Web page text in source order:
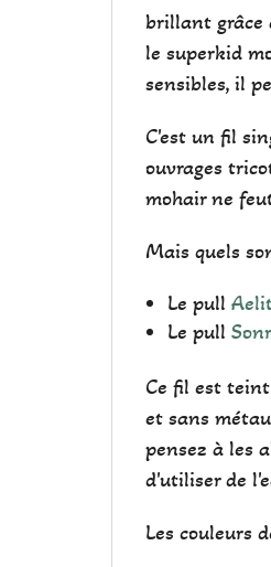
brillant grâce
le superkid
sensibles, il
C'est un fil
ouvrages
mohair ne
Mais quels
Le pull
Le pull
Ce fil est
et sans
pensez à les
d'utiliser de
Les couleurs